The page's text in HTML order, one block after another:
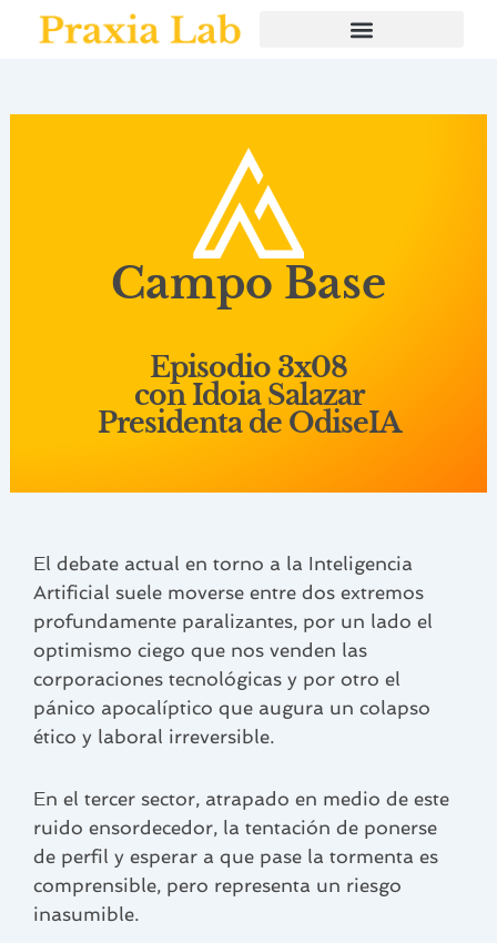
Campo Base
Episodio 3x08
con Idoia Salazar
Presidenta de OdiseIA
El debate actual en torno a la Inteligencia
Artificial suele moverse entre dos extremos
profundamente paralizantes, por un lado el
optimismo ciego que nos venden las
corporaciones tecnológicas y por otro el
pánico apocalíptico que augura un colapso
ético y laboral irreversible.
En el tercer sector, atrapado en medio de este
ruido ensordecedor, la tentación de ponerse
de perfil y esperar a que pase la tormenta es
comprensible, pero representa un riesgo
inasumible.